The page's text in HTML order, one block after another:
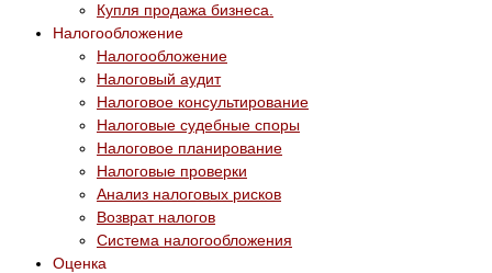
Купля продажа бизнеса.
Налогообложение
Налогообложение
Налоговый аудит
Налоговое консультирование
Налоговые судебные споры
Налоговое планирование
Налоговые проверки
Анализ налоговых рисков
Возврат налогов
Система налогообложения
Оценка